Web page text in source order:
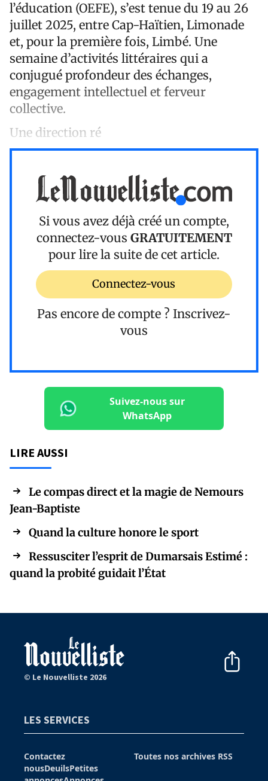
l’éducation (OEFE), s’est tenue du 19 au 26
juillet 2025, entre Cap-Haïtien, Limonade
et, pour la première fois, Limbé. Une
semaine d’activités littéraires qui a
conjugué profondeur des échanges,
engagement intellectuel et ferveur
collective.
Une direction ré
Si vous avez déjà créé un compte,
connectez-vous GRATUITEMENT
pour lire la suite de cet article.
Connectez-vous
Pas encore de compte ? Inscrivez-
vous
Suivez-nous sur
WhatsApp
LIRE AUSSI
Le compas direct et la magie de Nemours
Jean-Baptiste
Quand la culture honore le sport
Ressusciter l’esprit de Dumarsais Estimé :
quand la probité guidait l’État
© Le Nouvelliste 2026
LES SERVICES
Contactez
nousDeuilsPetites
Toutes nos archives RSS